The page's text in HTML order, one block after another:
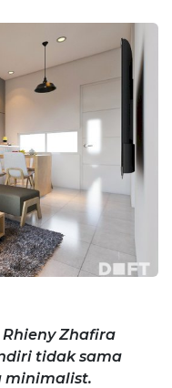
Zhafira
tidak sama
minimalist.